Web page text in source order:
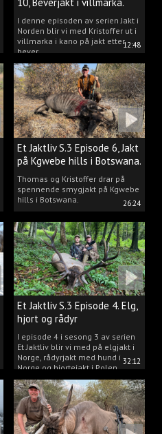
12:48
I denne episoden av serien Jakt i
Norden blir vi med Kristoffer ut i
villmarka i kano på jakt etter
bever.
26:24
Et Jaktliv S.3 Episode 6, Jakt
på Kgwebe hills i Botswana.
Thomas og Kristoffer drar på
spennende smygjakt på Kgwebe
hills i Botswana.
32:12
Et Jaktliv S.3 Episode 4. Elg,
hjort og rådyr
I episode 4 i sesong 3 av serien
Et Jaktliv blir vi med på elgjakt i
Norge, rådyrjakt med hund i
Norge og hjortejakt i Polen.